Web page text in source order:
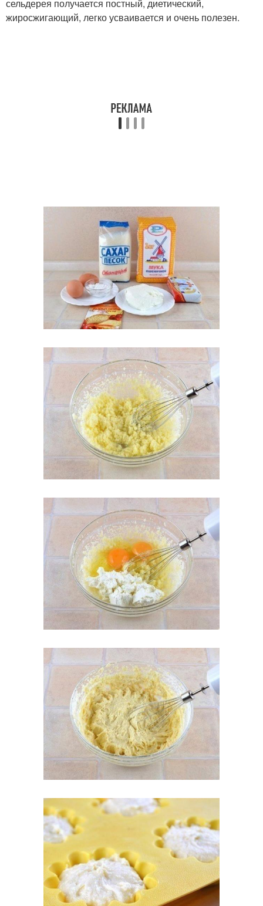
сельдерея получается постный, диетический,
жиросжигающий, легко усваивается и очень полезен.